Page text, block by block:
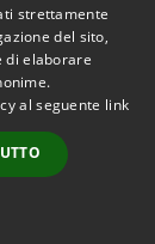
• Comune di
•
Accesso
strettamente
del sito,
di elaborare
al seguente link